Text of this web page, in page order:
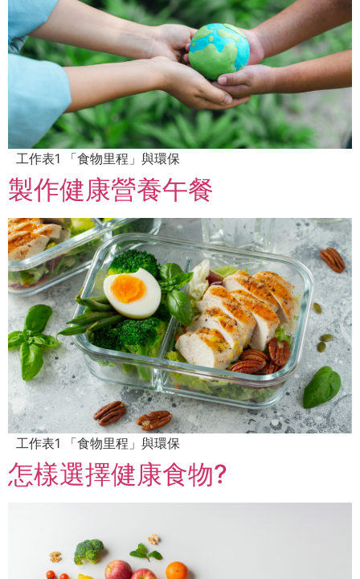
工作表1 「食物里程」與環保
製作健康營養午餐
工作表1 「食物里程」與環保
怎樣選擇健康食物?